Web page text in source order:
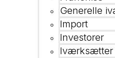
Generelle
Import
Investorer
Iværksætter